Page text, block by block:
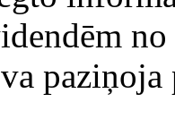
paziņoja